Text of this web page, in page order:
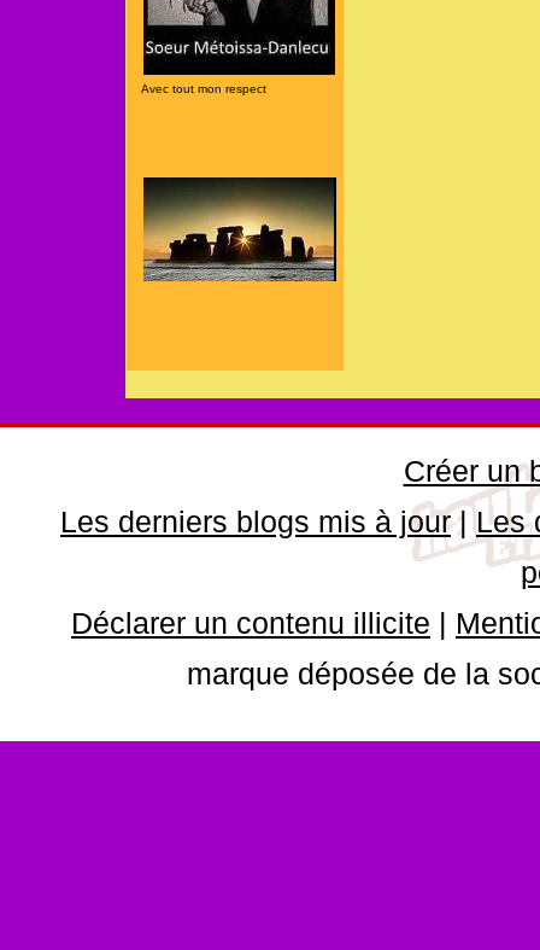
Avec tout mon respect
Créer un
Les derniers blogs mis à jour|Les
Déclarer un contenu illicite |
marque déposée de la